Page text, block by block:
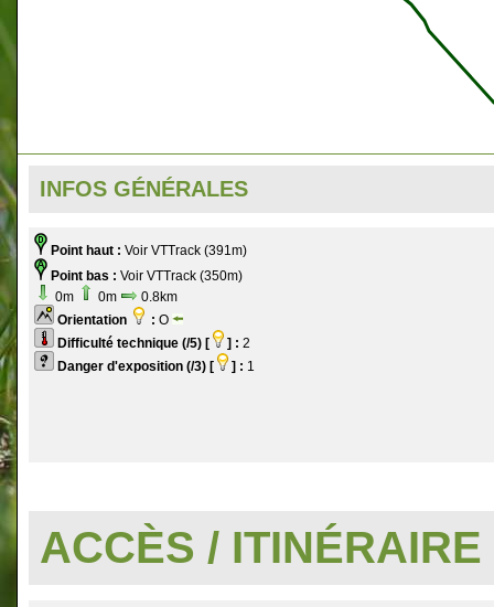
INFOS GÉNÉRALES
Point haut : Voir VTTrack (391m)
Point bas : Voir VTTrack (350m)
0m
0m
0.8km
Orientation
: O
Difficulté technique (/5) [
] : 2
Danger d'exposition (/3) [
] : 1
ACCÈS / ITINÉRAIRE